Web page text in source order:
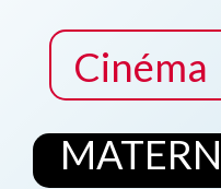
Cinéma